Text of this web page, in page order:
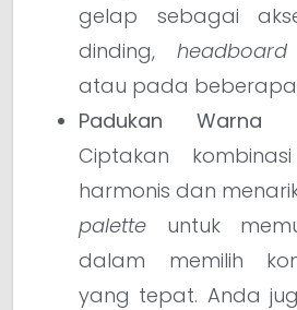
gelap sebagai
dinding, headboard
atau pada beberapa
Padukan Warna
Ciptakan
harmonis dan
palette untuk
dalam memilih
yang tepat. Anda